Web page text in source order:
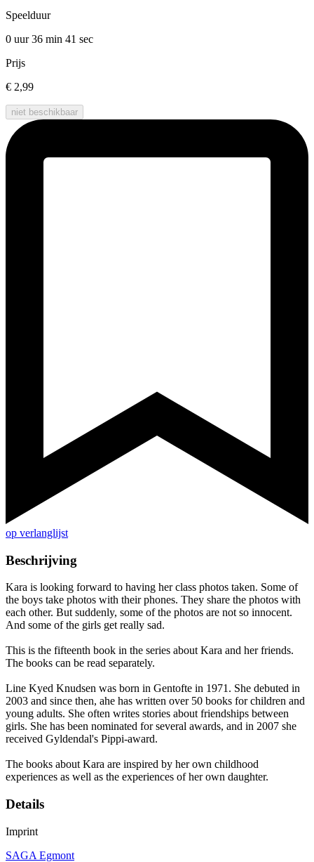
Speelduur
0 uur 36 min 41 sec
Prijs
€ 2,99
niet beschikbaar
op verlanglijst
Beschrijving
Kara is looking forward to having her class photos taken. Some of
the boys take photos with their phones. They share the photos with
each other. But suddenly, some of the photos are not so innocent.
And some of the girls get really sad.
This is the fifteenth book in the series about Kara and her friends.
The books can be read separately.
Line Kyed Knudsen was born in Gentofte in 1971. She debuted in
2003 and since then, ahe has written over 50 books for children and
young adults. She often writes stories about friendships between
girls. She has been nominated for several awards, and in 2007 she
received Gyldendal's Pippi-award.
The books about Kara are inspired by her own childhood
experiences as well as the experiences of her own daughter.
Details
Imprint
SAGA Egmont